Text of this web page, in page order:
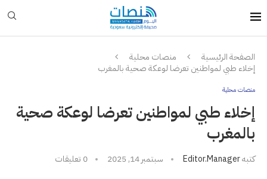
الصفحة الرئيسية
منصات محلية
إخلاء طبي لمواطنين تعرضا لوعكة صحية بالمغرب
منصات محلية
إخلاء طبي لمواطنين تعرضا لوعكة صحية
بالمغرب
كتبهEditor.manager سبتمبر 14, 2025 0 تعليقات